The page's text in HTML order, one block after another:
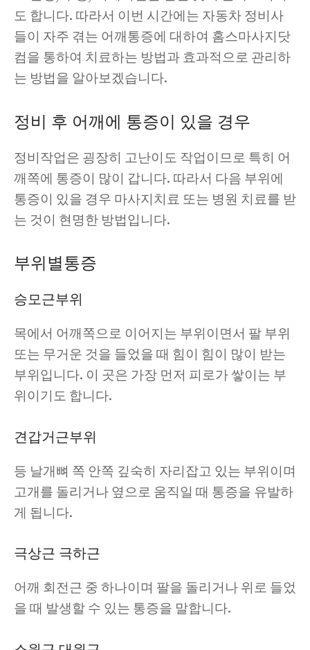
도 합니다. 따라서 이번 시간에는 자동차 정비사
들이 자주 겪는 어깨통증에 대하여 홈스마사지닷
컴을 통하여 치료하는 방법과 효과적으로 관리하
는 방법을 알아보겠습니다.
정비 후 어깨에 통증이 있을 경우
정비작업은 굉장히 고난이도 작업이므로 특히 어
깨쪽에 통증이 많이 갑니다. 따라서 다음 부위에
통증이 있을 경우 마사지치료 또는 병원 치료를 받
는 것이 현명한 방법입니다.
부위별통증
승모근부위
목에서 어깨쪽으로 이어지는 부위이면서 팔 부위
또는 무거운 것을 들었을 때 힘이 힘이 많이 받는
부위입니다. 이 곳은 가장 먼저 피로가 쌓이는 부
위이기도 합니다.
견갑거근부위
등 날개뼈 쪽 안쪽 깊숙히 자리잡고 있는 부위이며
고개를 돌리거나 옆으로 움직일 때 통증을 유발하
게 됩니다.
극상근 극하근
어깨 회전근 중 하나이며 팔을 돌리거나 위로 들었
을 때 발생할 수 있는 통증을 말합니다.